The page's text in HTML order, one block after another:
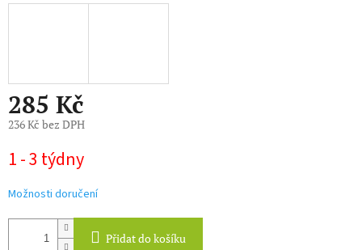
285 Kč
236 Kč bez DPH
cena:
1 - 3 týdny
Možnosti doručení
Přidat do košíku